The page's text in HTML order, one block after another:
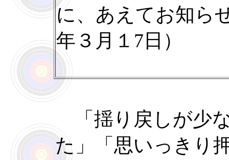
に、あえてお知ら
年３月１7日）
「揺り戻しが少
た」「思いっきり